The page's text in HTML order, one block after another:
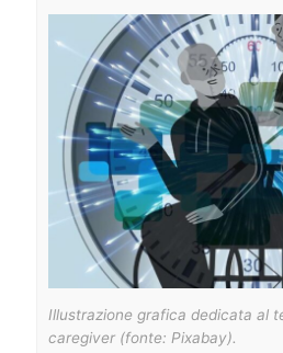
Illustrazione grafica dedicata al
caregiver (fonte: Pixabay).